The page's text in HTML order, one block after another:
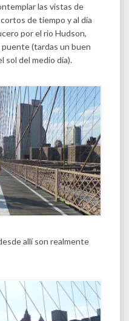
las vistas de
de tiempo y al día
por el rio Hudson,
(tardas un buen
sol del medio día).
allí son realmente